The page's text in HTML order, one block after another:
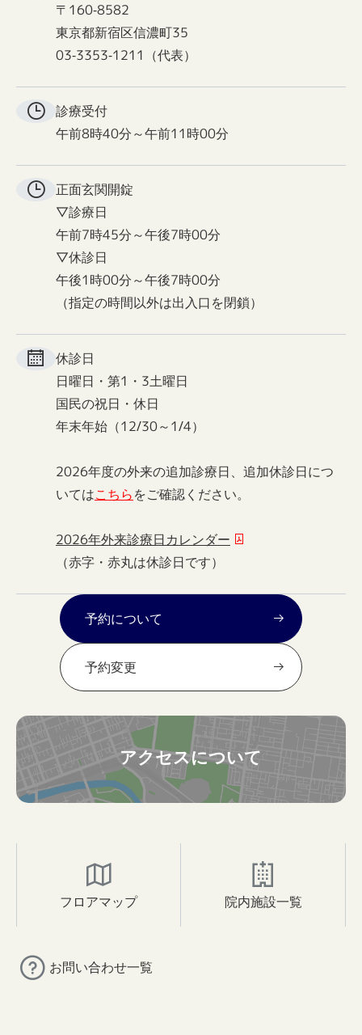
〒160-8582
東京都新宿区信濃町35
03-3353-1211（代表）
診療受付
午前8時40分～午前11時00分
正面玄関開錠
▽診療日
午前7時45分～午後7時00分
▽休診日
午後1時00分～午後7時00分
（指定の時間以外は出入口を閉鎖）
休診日
日曜日・第1・3土曜日
国民の祝日・休日
年末年始（12/30～1/4）
2026年度の外来の追加診療日、追加休診日につ
いてはこちらをご確認ください。
2026年外来診療日カレンダー
（赤字・赤丸は休診日です）
予約について
予約変更
アクセスについて
フロアマップ 院内施設一覧
お問い合わせ一覧